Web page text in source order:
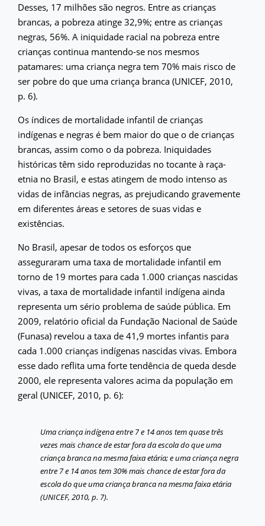
Desses, 17 milhões são negros. Entre as crianças
brancas, a pobreza atinge 32,9%; entre as crianças
negras, 56%. A iniquidade racial na pobreza entre
crianças continua mantendo-se nos mesmos
patamares: uma criança negra tem 70% mais risco de
ser pobre do que uma criança branca (UNICEF, 2010,
p. 6).
Os índices de mortalidade infantil de crianças
indígenas e negras é bem maior do que o de crianças
brancas, assim como o da pobreza. Iniquidades
históricas têm sido reproduzidas no tocante à raça-
etnia no Brasil, e estas atingem de modo intenso as
vidas de infâncias negras, as prejudicando gravemente
em diferentes áreas e setores de suas vidas e
existências.
No Brasil, apesar de todos os esforços que
asseguraram uma taxa de mortalidade infantil em
torno de 19 mortes para cada 1.000 crianças nascidas
vivas, a taxa de mortalidade infantil indígena ainda
representa um sério problema de saúde pública. Em
2009, relatório oficial da Fundação Nacional de Saúde
(Funasa) revelou a taxa de 41,9 mortes infantis para
cada 1.000 crianças indígenas nascidas vivas. Embora
esse dado reflita uma forte tendência de queda desde
2000, ele representa valores acima da população em
geral (UNICEF, 2010, p. 6):
Uma criança indígena entre 7 e 14 anos tem quase três
vezes mais chance de estar fora da escola do que uma
criança branca na mesma faixa etária; e uma criança negra
entre 7 e 14 anos tem 30% mais chance de estar fora da
escola do que uma criança branca na mesma faixa etária
(UNICEF, 2010, p. 7).